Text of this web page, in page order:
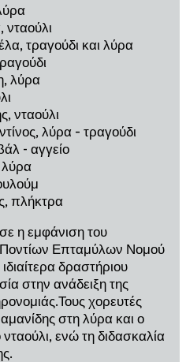
τραγούδι και λύρα
λύρα
νταούλι
λύρα – τραγούδι
- αγγείο
λύρα
πλήκτρα
η εμφάνιση του
Επταμύλων Νομού
δραστήριου
στην ανάδειξη της
χορευτές
στη λύρα και ο
ενώ τη διδασκαλία